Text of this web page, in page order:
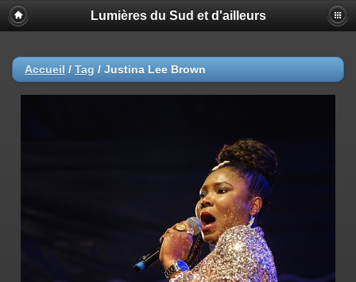
Lumières du Sud et d'ailleurs
Accueil / Tag / Justina Lee Brown